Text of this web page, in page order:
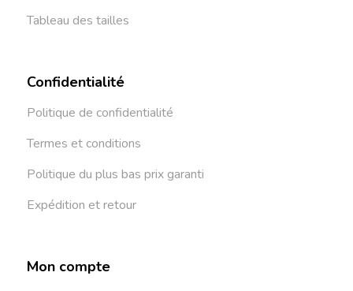
Tableau des tailles
Confidentialité
Politique de confidentialité
Termes et conditions
Politique du plus bas prix garanti
Expédition et retour
Mon compte